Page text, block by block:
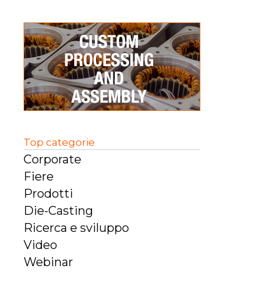
Top categorie
Corporate
Fiere
Prodotti
Die-Casting
Ricerca e sviluppo
Video
Webinar